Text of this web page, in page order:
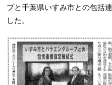
プと千葉県いすみ市との包括
した。